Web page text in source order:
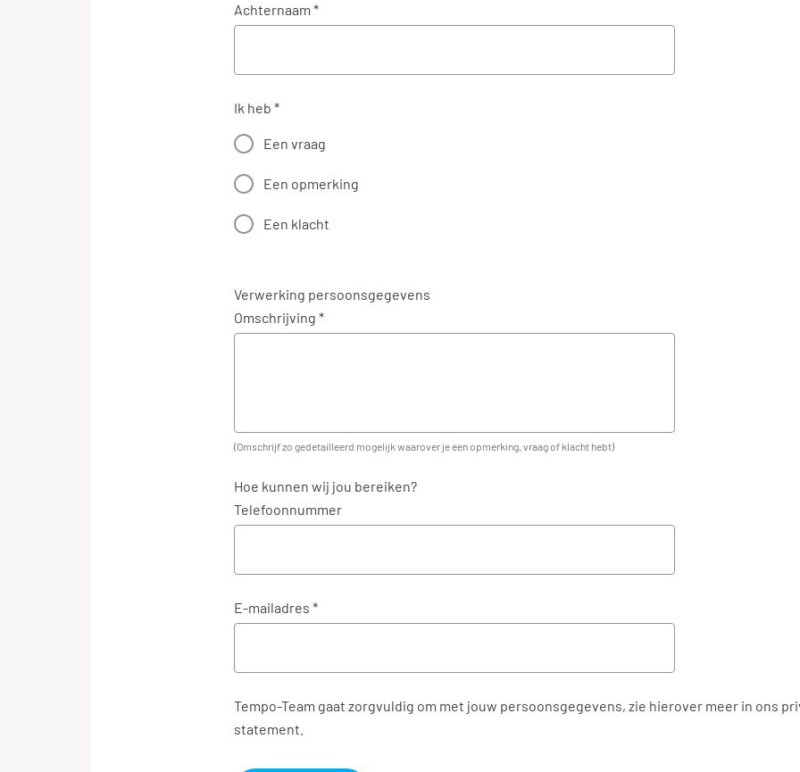
Achternaam *
Ik heb *
Een vraag
Een opmerking
Een klacht
Verwerking persoonsgegevens
Omschrijving *
(Omschrijf zo gedetailleerd mogelijk waarover je een opmerking, vraag of klacht hebt)
Hoe kunnen wij jou bereiken?
Telefoonnummer
E-mailadres *
Tempo-Team gaat zorgvuldig om met jouw persoonsgegevens, zie hierover meer in ons
statement.